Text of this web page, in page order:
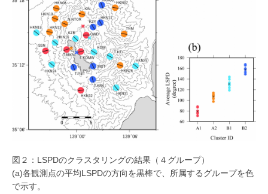
図２：LSPDのクラスタリングの結果（４グループ）
(a)各観測点の平均LSPDの方向を黒棒で、所属するグループを色
で示す。